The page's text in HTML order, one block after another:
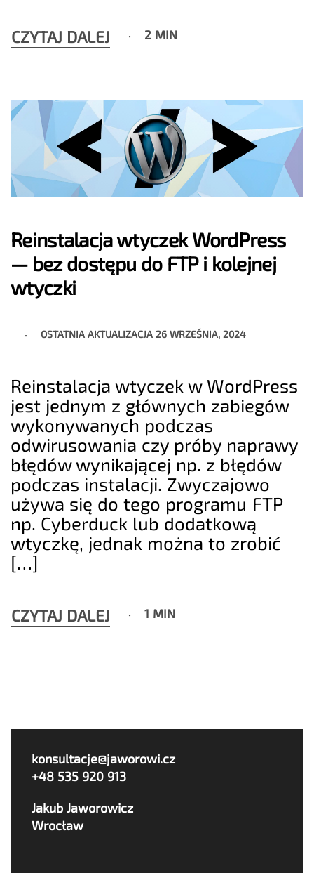
CZYTAJ DALEJ 2 MIN
Reinstalacja wtyczek WordPress
— bez dostępu do FTP i kolejnej
wtyczki
OSTATNIA AKTUALIZACJA 26 WRZEŚNIA, 2024
Reinstalacja wtyczek w WordPress
jest jednym z głównych zabiegów
wykonywanych podczas
odwirusowania czy próby naprawy
błędów wynikającej np. z błędów
podczas instalacji. Zwyczajowo
używa się do tego programu FTP
np. Cyberduck lub dodatkową
wtyczkę, jednak można to zrobić
[…]
CZYTAJ DALEJ 1 MIN
konsultacje@jaworowi.cz
+48 535 920 913
Jakub Jaworowicz
Wrocław